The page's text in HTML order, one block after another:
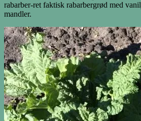
rabarber-ret faktisk rabarbergrød med
mandler.